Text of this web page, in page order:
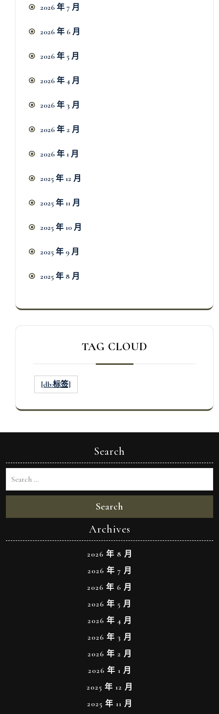
2026 年 7 月
2026 年 6 月
2026 年 5 月
2026 年 4 月
2026 年 3 月
2026 年 2 月
2026 年 1 月
2025 年 12 月
2025 年 11 月
2025 年 10 月
2025 年 9 月
2025 年 8 月
TAG CLOUD
[db:标签]
Search
Search
Archives
2026 年 8 月
2026 年 7 月
2026 年 6 月
2026 年 5 月
2026 年 4 月
2026 年 3 月
2026 年 2 月
2026 年 1 月
2025 年 12 月
2025 年 11 月